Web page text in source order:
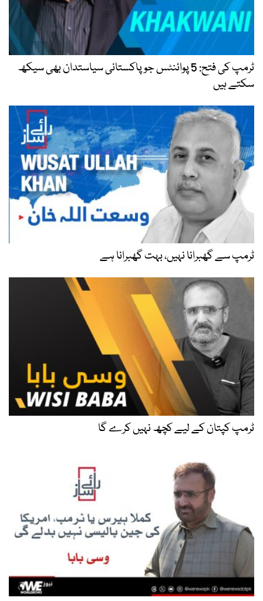
ٹرمپ کی فتح: 5 پوائنٹس جو پاکستانی سیاستدان بھی سیکھ
سکتے ہیں
ٹرمپ سے گھبرانا نہیں، بہت گھبرانا ہے
ٹرمپ کپتان کے لیے کچھ نہیں کرے گا